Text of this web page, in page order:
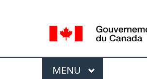
de
la
langue
selection
Menu
MENU PRINCIPAL